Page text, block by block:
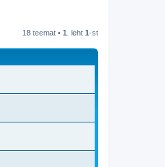
18 teemat • 1 . leht 1-st